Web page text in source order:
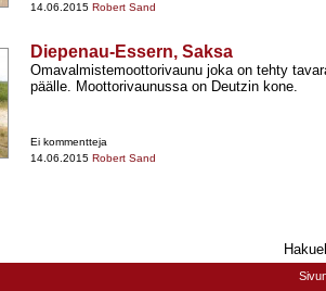
14.06.2015 Robert Sand
Diepenau-Essern, Saksa
Omavalmistemoottorivaunu joka on tehty
päälle. Moottorivaunussa on Deutzin kone.
Ei kommentteja
14.06.2015 Robert Sand